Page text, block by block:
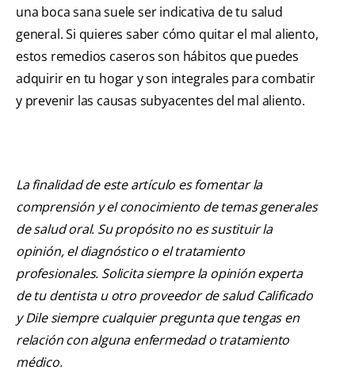
una boca sana suele ser indicativa de tu salud
general. Si quieres saber cómo quitar el mal aliento,
estos remedios caseros son hábitos que puedes
adquirir en tu hogar y son integrales para combatir
y prevenir las causas subyacentes del mal aliento.
La finalidad de este artículo es fomentar la
comprensión y el conocimiento de temas generales
de salud oral. Su propósito no es sustituir la
opinión, el diagnóstico o el tratamiento
profesionales. Solicita siempre la opinión experta
de tu dentista u otro proveedor de salud Calificado
y Dile siempre cualquier pregunta que tengas en
relación con alguna enfermedad o tratamiento
médico.